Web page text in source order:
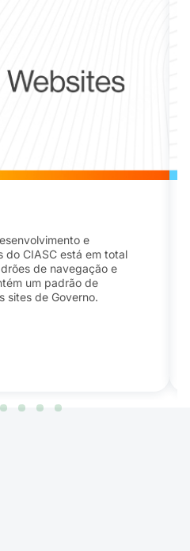
e
do CIASC está em total
de navegação e
um padrão de
sites de Governo.